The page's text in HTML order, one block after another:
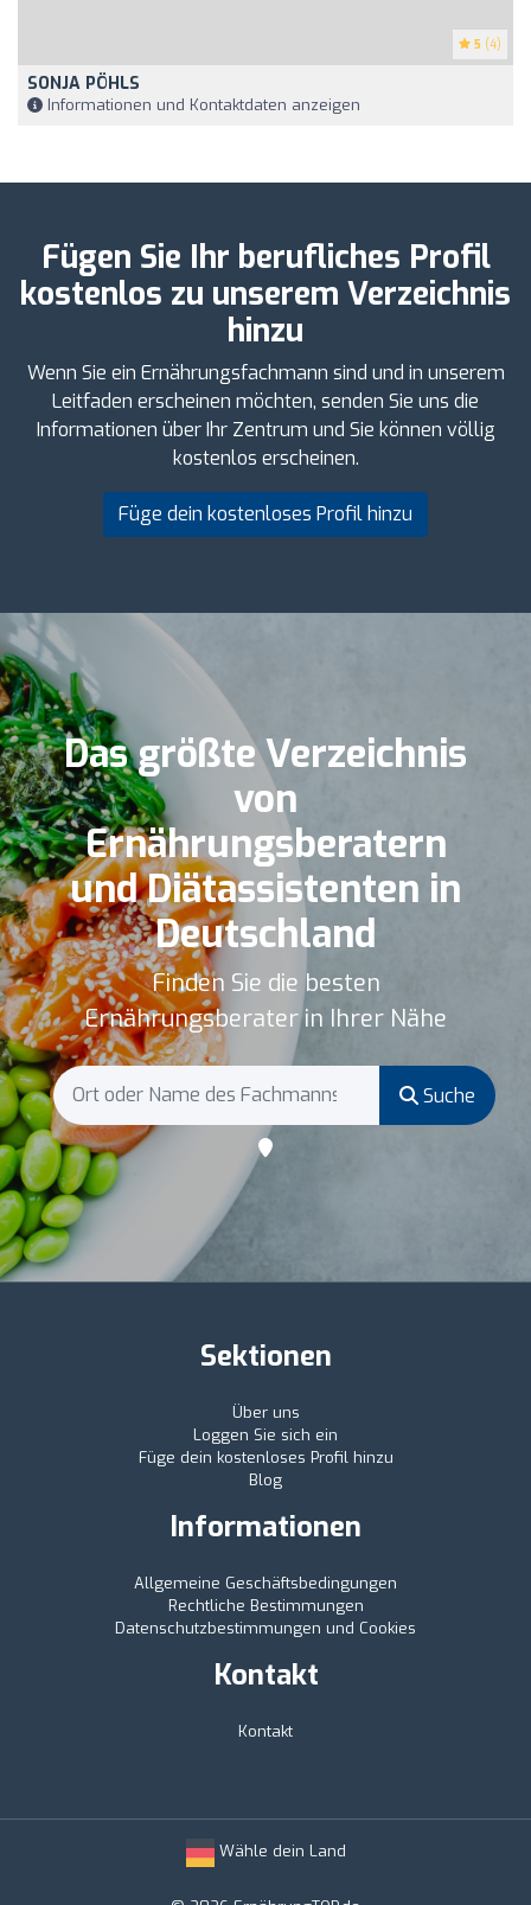
5 (4)
SONJA PÖHLS
Informationen und Kontaktdaten anzeigen
Fügen Sie Ihr berufliches Profil
kostenlos zu unserem Verzeichnis
hinzu
Wenn Sie ein Ernährungsfachmann sind und in unserem
Leitfaden erscheinen möchten, senden Sie uns die
Informationen über Ihr Zentrum und Sie können völlig
kostenlos erscheinen.
Füge dein kostenloses Profil hinzu
Das größte Verzeichnis
von
Ernährungsberatern
und Diätassistenten in
Deutschland
Finden Sie die besten
Ernährungsberater in Ihrer Nähe
Suche
Sektionen
Über uns
Loggen Sie sich ein
Füge dein kostenloses Profil hinzu
Blog
Informationen
Allgemeine Geschäftsbedingungen
Rechtliche Bestimmungen
Datenschutzbestimmungen und Cookies
Kontakt
Kontakt
Wähle dein Land